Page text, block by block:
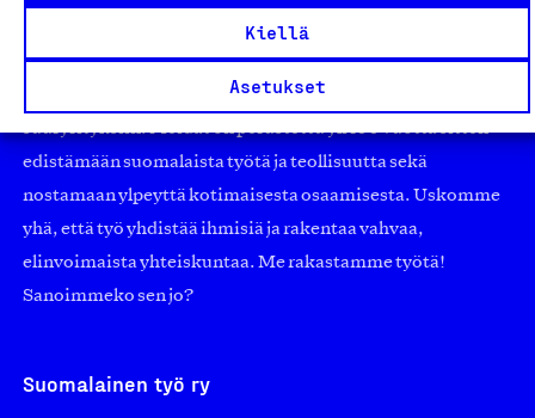
Kiellä
Asetukset
työmarkkinajärjestöistä riippumaton yhdistys.
Jäseninämme on koko suomalaisen yhteiskunnan kirjo
pienistä pajoista ja yhteisöistä kansainvälisiin
suuryrityksiin. Meidät on perustettu yli 100 vuotta sitten
edistämään suomalaista työtä ja teollisuutta sekä
nostamaan ylpeyttä kotimaisesta osaamisesta. Uskomme
yhä, että työ yhdistää ihmisiä ja rakentaa vahvaa,
elinvoimaista yhteiskuntaa. Me rakastamme työtä!
Sanoimmeko sen jo?
Suomalainen työ ry